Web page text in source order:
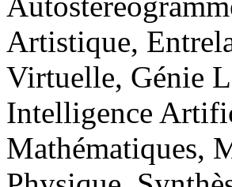
Artistique,
Virtuelle, Génie
Intelligence
Mathématiques,